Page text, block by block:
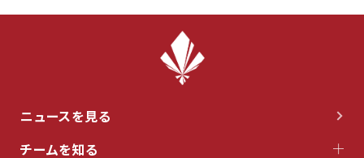
ニュースを見る
チームを知る